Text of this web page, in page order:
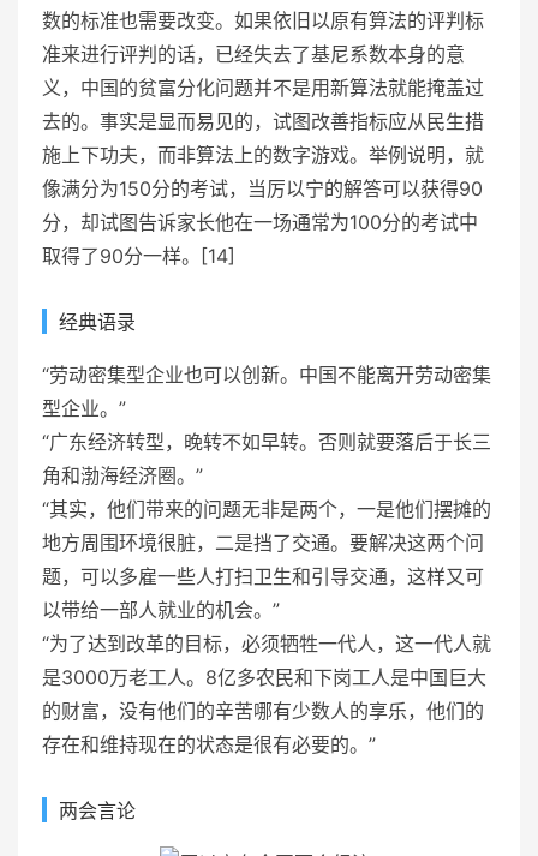
数的标准也需要改变。如果依旧以原有算法的评判标
准来进行评判的话，已经失去了基尼系数本身的意
义，中国的贫富分化问题并不是用新算法就能掩盖过
去的。事实是显而易见的，试图改善指标应从民生措
施上下功夫，而非算法上的数字游戏。举例说明，就
像满分为150分的考试，当厉以宁的解答可以获得90
分，却试图告诉家长他在一场通常为100分的考试中
取得了90分一样。[14]
经典语录
“劳动密集型企业也可以创新。中国不能离开劳动密集
型企业。”
“广东经济转型，晚转不如早转。否则就要落后于长三
角和渤海经济圈。”
“其实，他们带来的问题无非是两个，一是他们摆摊的
地方周围环境很脏，二是挡了交通。要解决这两个问
题，可以多雇一些人打扫卫生和引导交通，这样又可
以带给一部人就业的机会。”
“为了达到改革的目标，必须牺牲一代人，这一代人就
是3000万老工人。8亿多农民和下岗工人是中国巨大
的财富，没有他们的辛苦哪有少数人的享乐，他们的
存在和维持现在的状态是很有必要的。”
两会言论